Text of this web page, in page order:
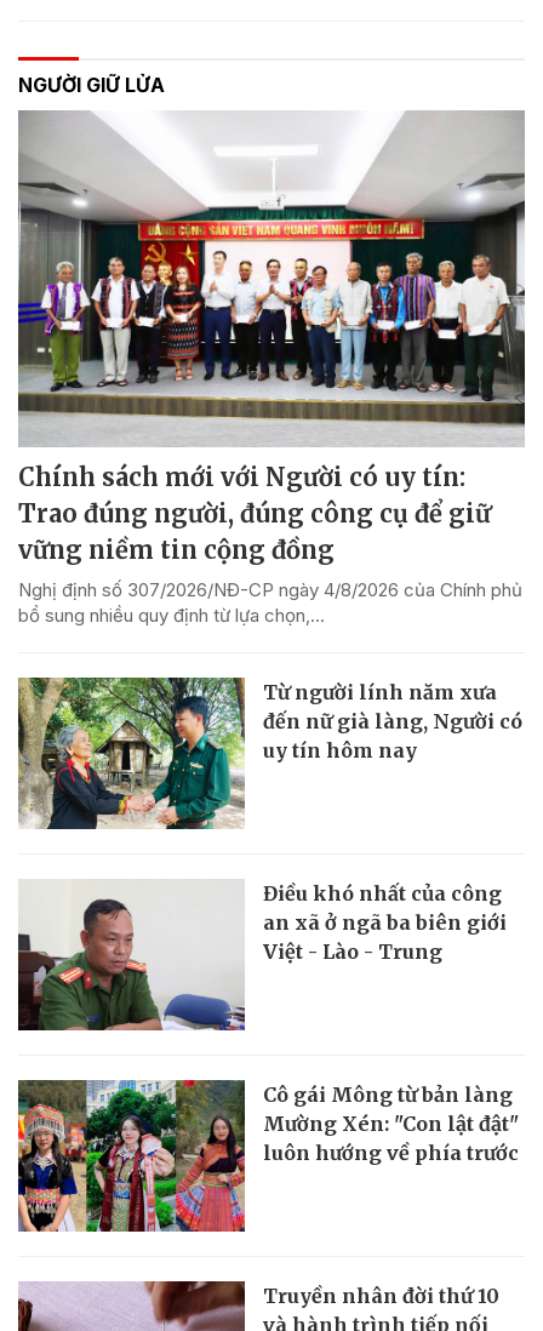
NGƯỜI GIỮ LỬA
Chính sách mới với Người có uy tín:
Trao đúng người, đúng công cụ để giữ
vững niềm tin cộng đồng
Nghị định số 307/2026/NĐ-CP ngày 4/8/2026 của Chính phủ
bổ sung nhiều quy định từ lựa chọn,...
Từ người lính năm xưa
đến nữ già làng, Người có
uy tín hôm nay
Điều khó nhất của công
an xã ở ngã ba biên giới
Việt - Lào - Trung
Cô gái Mông từ bản làng
Mường Xén: "Con lật đật"
luôn hướng về phía trước
Truyền nhân đời thứ 10
và hành trình tiếp nối